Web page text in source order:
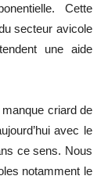
Cette
secteur avicole
une aide
criard de
avec le
ce sens. Nous
notamment le